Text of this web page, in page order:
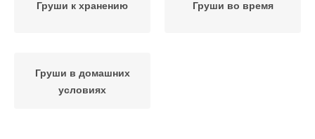
Груши к хранению Груши во время
Груши в домашних
условиях